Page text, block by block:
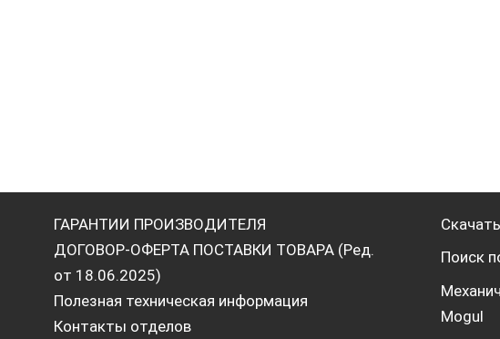
ГАРАНТИИ ПРОИЗВОДИТЕЛЯ
ДОГОВОР-ОФЕРТА ПОСТАВКИ ТОВАРА (Ред.
от 18.06.2025)
Полезная техническая информация
Контакты отделов
Поиск
Mogul